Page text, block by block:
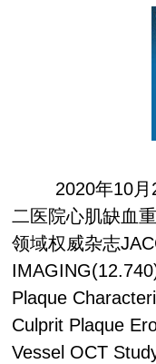
2020年10月
二医院心肌缺血
领域权威杂志
Plaque
Culprit Plaque
Vessel OCT